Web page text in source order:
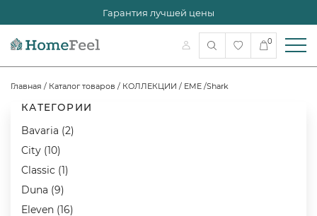
Гарантия лучшей цены
0
Главная / Каталог товаров / КОЛЛЕКЦИИ / EME /Shark
КАТЕГОРИИ
Bavaria (2)
City (10)
Classic (1)
Duna (9)
Eleven (16)